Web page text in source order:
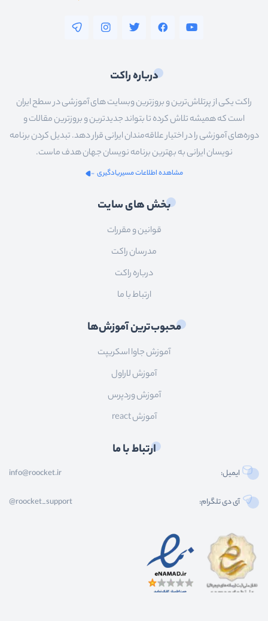
درباره راکت
راکت یکی از پرتلاش‌ترین و بروزترین وبسایت های آموزشی در سطح ایران
است که همیشه تلاش کرده تا بتواند جدیدترین و بروزترین مقالات و
دوره‌های آموزشی را در اختیار علاقه‌مندان ایرانی قرار دهد. تبدیل کردن برنامه
نویسان ایرانی به بهترین برنامه نویسان جهان هدف ماست.
مشاهده اطلاعات مسیریادگیری
بخش های سایت
قوانین و مقررات
مدرسان راکت
درباره راکت
ارتباط با ما
محبوب‌ترین آموزش‌ها
آموزش جاوا اسکریپت
آموزش لاراول
آموزش وردپرس
آموزش react
ارتباط با ما
ایمیل: info@roocket.ir
آی دی تلگرام: @roocket_support